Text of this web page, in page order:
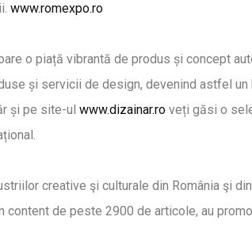
www.romexpo.ro
o piață vibrantă de produs și concept
și servicii de design, devenind astfel un
și pe site-ul www.dizainar.ro veți găsi o
creative şi culturale din România şi
de peste 2900 de articole, au